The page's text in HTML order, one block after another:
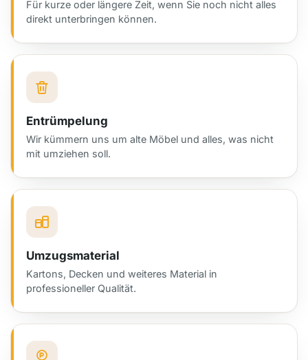
Für kurze oder längere Zeit, wenn Sie noch nicht alles
direkt unterbringen können.
Entrümpelung
Wir kümmern uns um alte Möbel und alles, was nicht
mit umziehen soll.
Umzugsmaterial
Kartons, Decken und weiteres Material in
professioneller Qualität.